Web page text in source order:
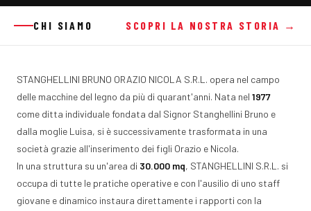
CHI SIAMO SCOPRI LA NOSTRA STORIA →
STANGHELLINI BRUNO ORAZIO NICOLA S.R.L. opera nel campo
delle macchine del legno da più di quarant'anni. Nata nel 1977
come ditta individuale fondata dal Signor Stanghellini Bruno e
dalla moglie Luisa, si è successivamente trasformata in una
società grazie all'inserimento dei figli Orazio e Nicola.
In una struttura su un'area di 30.000 mq, STANGHELLINI S.R.L. si
occupa di tutte le pratiche operative e con l'ausilio di uno staff
giovane e dinamico instaura direttamente i rapporti con la